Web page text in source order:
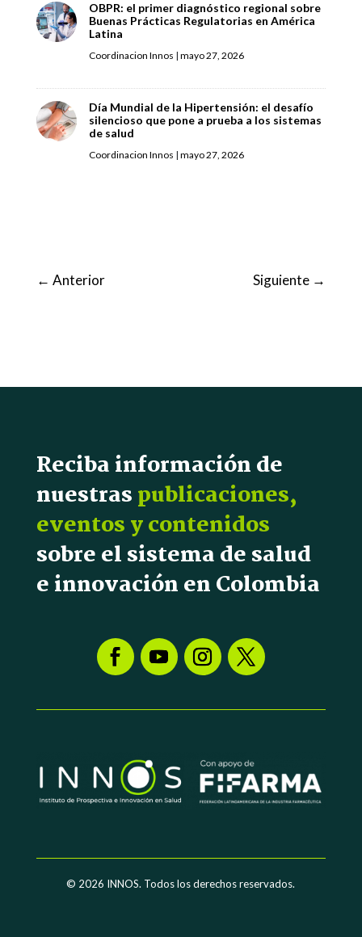
OBPR: el primer diagnóstico regional sobre
Buenas Prácticas Regulatorias en América
Latina
Coordinacion Innos | mayo 27, 2026
Día Mundial de la Hipertensión: el desafío
silencioso que pone a prueba a los sistemas
de salud
Coordinacion Innos | mayo 27, 2026
← Anterior Siguiente →
Reciba información de
nuestraspublicaciones,
eventos y contenidos
sobre el sistema de salud
e innovación en Colombia
© 2026 INNOS. Todos los derechos reservados.